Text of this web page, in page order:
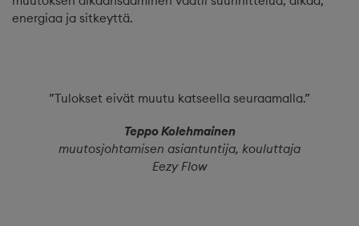
energiaa ja sitkeyttä.
”Tulokset eivät muutu katseella seuraamalla.”
Teppo Kolehmainen
muutosjohtamisen asiantuntija, kouluttaja
Eezy Flow